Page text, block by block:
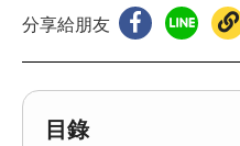
分享給朋友
目錄